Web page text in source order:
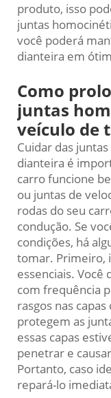
produto, isso
juntas
você poderá
dianteira em
Como
juntas
veículo de
Cuidar das
dianteira é
carro funcione
ou juntas de
rodas do seu
condução. Se
condições, há
tomar. Primeiro,
essenciais. Você
com frequência
rasgos nas
protegem as
essas capas
penetrar e
Portanto, caso
repará-lo